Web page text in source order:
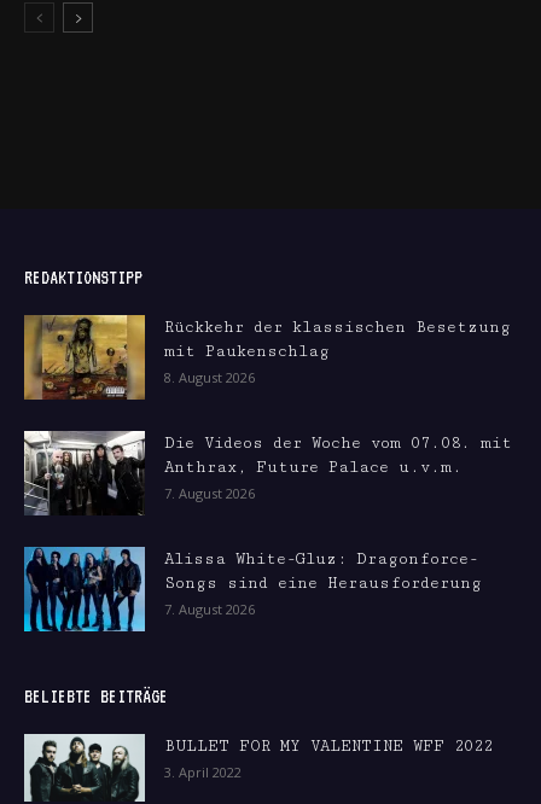
REDAKTIONSTIPP
Rückkehr der klassischen Besetzung
mit Paukenschlag
8. August 2026
Die Videos der Woche vom 07.08. mit
Anthrax, Future Palace u.v.m.
7. August 2026
Alissa White-Gluz: Dragonforce-
Songs sind eine Herausforderung
7. August 2026
BELIEBTE BEITRÄGE
BULLET FOR MY VALENTINE WFF 2022
3. April 2022